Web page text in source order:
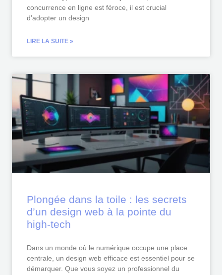
concurrence en ligne est féroce, il est crucial
d’adopter un design
LIRE LA SUITE »
Plongée dans la toile : les secrets
d’un design web à la pointe du
high-tech
Dans un monde où le numérique occupe une place
centrale, un design web efficace est essentiel pour se
démarquer. Que vous soyez un professionnel du